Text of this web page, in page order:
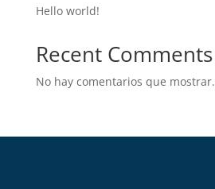
Hello world!
Recent Comments
No hay comentarios que mostrar.